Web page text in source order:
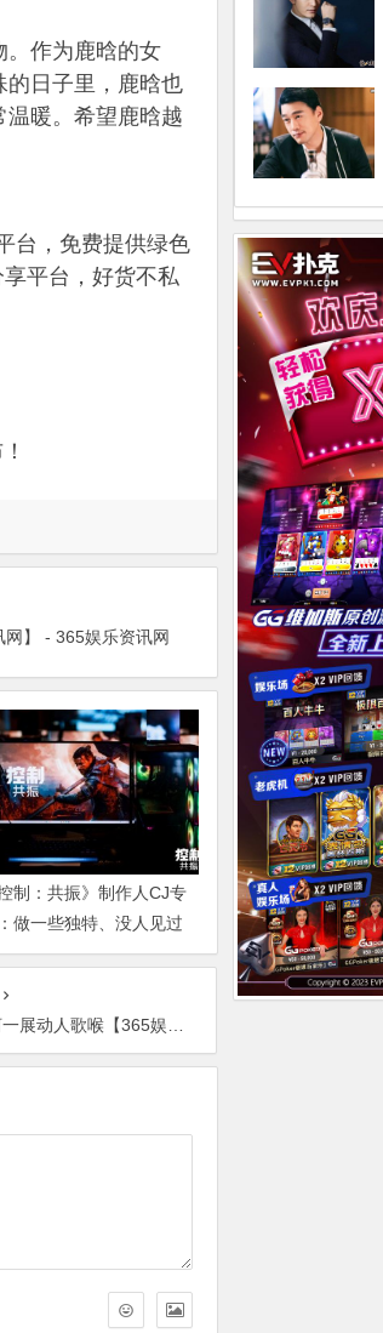
。作为鹿晗的女
的日子里，鹿晗也
暖。希望鹿晗越
台，免费提供绿色
平台，好货不私
】 - 365娱乐资讯网
控制：共振》制作人CJ专
做一些独特、没人见过
西【365娱乐资讯网】
歌喉【365娱乐资讯网】